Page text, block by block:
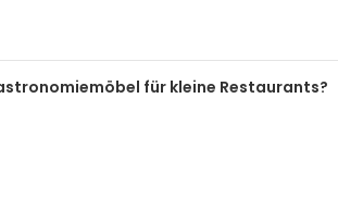
für kleine Restaurants?